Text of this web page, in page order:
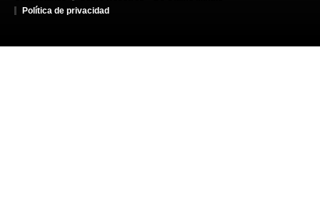
Política de privacidad